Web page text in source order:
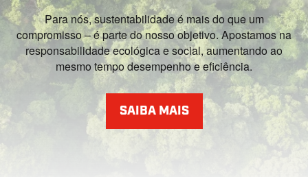
Para nós, sustentabilidade é mais do que um
compromisso – é parte do nosso objetivo. Apostamos na
responsabilidade ecológica e social, aumentando ao
mesmo tempo desempenho e eficiência.
SAIBA MAIS